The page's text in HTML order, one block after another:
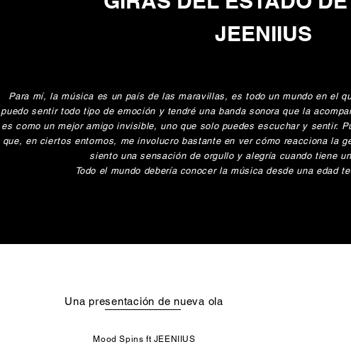
JEENIIUS
Para mí, la música es un país de las maravillas, es todo un mundo en el
puedo sentir todo tipo de emoción y tendré una banda sonora que la
es como un mejor amigo invisible, uno que solo puedes escuchar y sentir.
que, en ciertos entornos, me involucro bastante en ver cómo reacciona la
siento una sensación de orgullo y alegría cuando tiene
Todo el mundo debería conocer la música desde una edad
Una presentación de nueva ola
Mood Spins ft JEENIIUS